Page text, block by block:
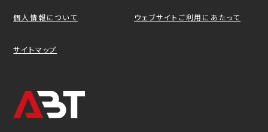
個人情報について ウェブサイトご利用にあたって
サイトマップ